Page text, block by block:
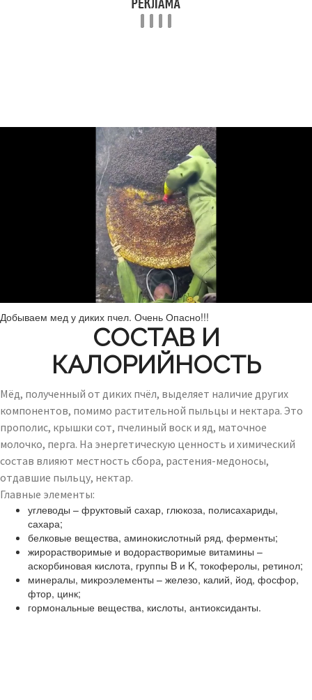
Добываем мед у диких пчел. Очень Опасно!!!
СОСТАВ И
КАЛОРИЙНОСТЬ
Мёд, полученный от диких пчёл, выделяет наличие других
компонентов, помимо растительной пыльцы и нектара. Это
прополис, крышки сот, пчелиный воск и яд, маточное
молочко, перга. На энергетическую ценность и химический
состав влияют местность сбора, растения-медоносы,
отдавшие пыльцу, нектар.
Главные элементы:
углеводы – фруктовый сахар, глюкоза, полисахариды,
сахара;
белковые вещества, аминокислотный ряд, ферменты;
жирорастворимые и водорастворимые витамины –
аскорбиновая кислота, группы B и K, токоферолы, ретинол;
минералы, микроэлементы – железо, калий, йод, фосфор,
фтор, цинк;
гормональные вещества, кислоты, антиоксиданты.